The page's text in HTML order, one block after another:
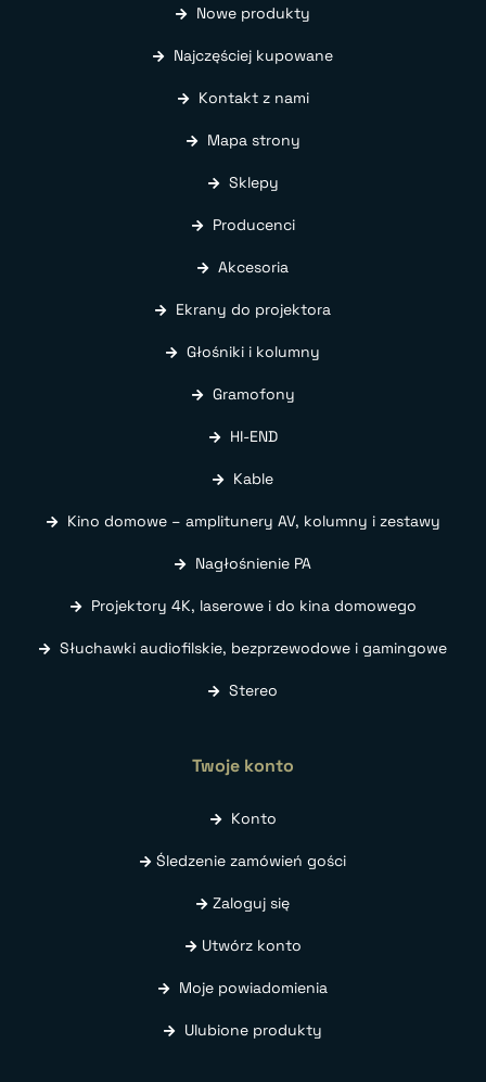
Nowe produkty
Najczęściej kupowane
Kontakt z nami
Mapa strony
Sklepy
Producenci
Akcesoria
Ekrany do projektora
Głośniki i kolumny
Gramofony
HI-END
Kable
Kino domowe – amplitunery AV, kolumny i zestawy
Nagłośnienie PA
Projektory 4K, laserowe i do kina domowego
Słuchawki audiofilskie, bezprzewodowe i gamingowe
Stereo
Twoje konto
Konto
Śledzenie zamówień gości
Zaloguj się
Utwórz konto
Moje powiadomienia
Ulubione produkty